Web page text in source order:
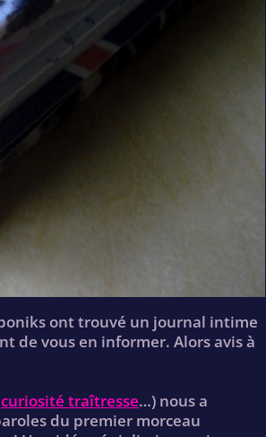
ont trouvé un journal intime
de vous en informer. Alors avis à
curiosité traîtresse…) nous a
du premier morceau